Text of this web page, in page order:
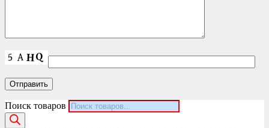
Поиск товаров